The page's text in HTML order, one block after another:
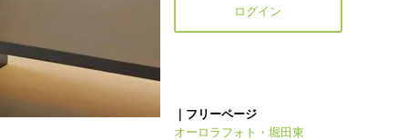
ログイン
｜フリーページ
オーロラフォト・堀田東